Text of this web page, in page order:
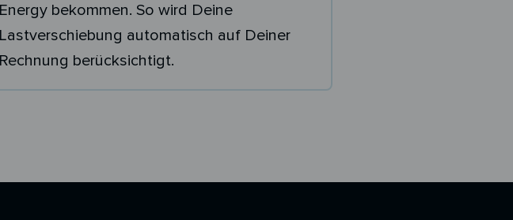
Energy bekommen. So wird Deine
Lastverschiebung automatisch auf Deiner
Rechnung berücksichtigt.